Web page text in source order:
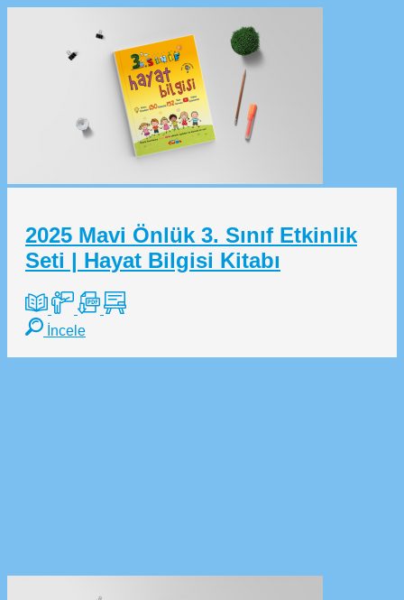
2025 Mavi Önlük 3. Sınıf Etkinlik
Seti | Hayat Bilgisi Kitabı
İncele